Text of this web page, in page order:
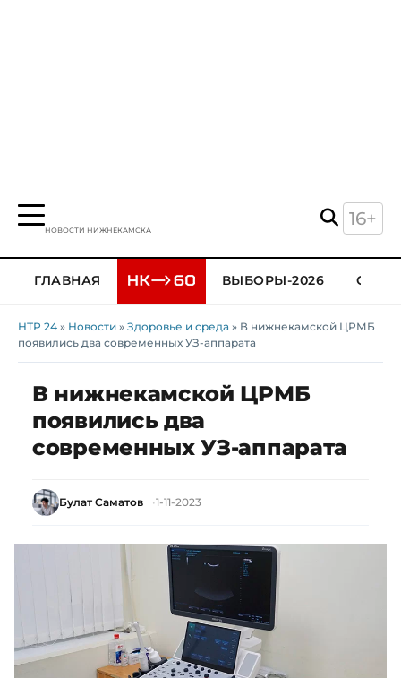
НОВОСТИ НИЖНЕКАМСКА
16+
ГЛАВНАЯ ВЫБОРЫ-2026
НТР 24 » Новости » Здоровье и среда » В нижнекамской ЦРМБ
появились два современных УЗ-аппарата
В нижнекамской ЦРМБ
появились два
современных УЗ-аппарата
Булат Саматов 1-11-2023